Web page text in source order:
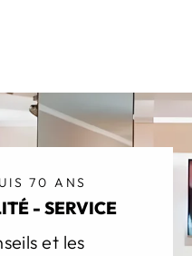
70 ANS
- SERVICE
et les